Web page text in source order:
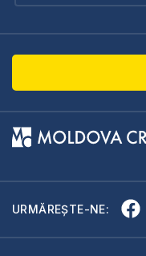
URMĂREȘTE-NE: